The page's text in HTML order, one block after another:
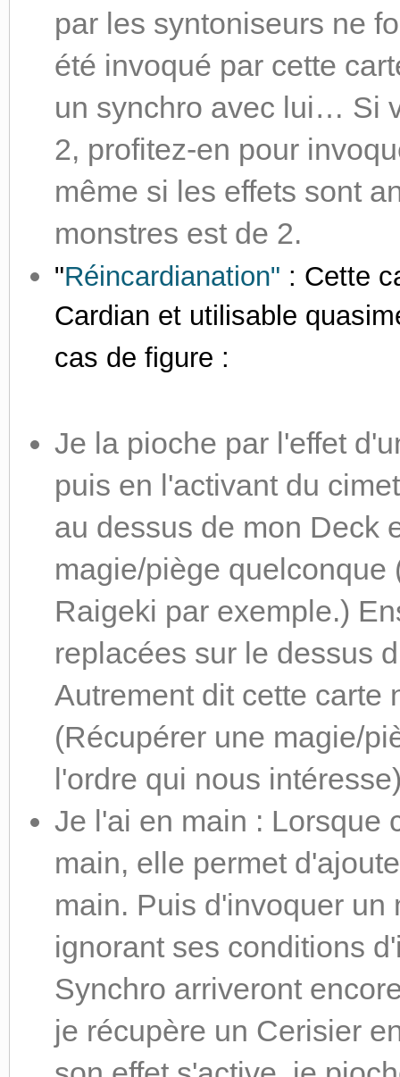
par les syntoniseurs ne
été invoqué par cette
un synchro avec lui… Si
2, profitez-en pour
même si les effets sont
monstres est de 2.
"Réincardianation" : Cette
Cardian et utilisable
cas de figure :
Je la pioche par l'effet
puis en l'activant du
au dessus de mon Deck
magie/piège
Raigeki par exemple.)
replacées sur le dessus
Autrement dit cette carte
(Récupérer une magie/
l'ordre qui nous
Je l'ai en main : Lorsque
main, elle permet
main. Puis d'invoquer
ignorant ses conditions
Synchro arriveront
je récupère un Cerisier